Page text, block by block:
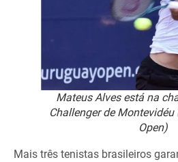
Mateus Alves está na
Challenger de Montevidéu
Open)
Mais três tenistas brasileiros